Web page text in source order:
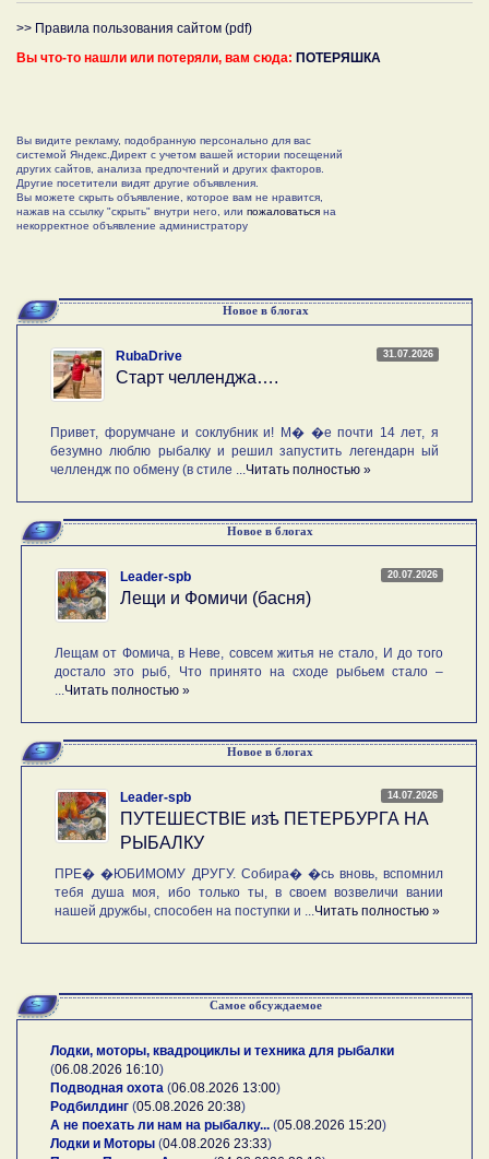
>> Правила пользования сайтом (pdf)
Вы что-то нашли или потеряли, вам сюда: ПОТЕРЯШКА
Вы видите рекламу, подобранную персонально для вас
системой Яндекс.Директ с учетом вашей истории посещений
других сайтов, анализа предпочтений и других факторов.
Другие посетители видят другие объявления.
Вы можете скрыть объявление, которое вам не нравится,
нажав на ссылку "скрыть" внутри него, или пожаловаться на
некорректное объявление администратору
Новое в блогах
31.07.2026
RubaDrive
Старт челленджа….
Привет, форумчане и соклубник и! М� �е почти 14 лет, я
безумно люблю рыбалку и решил запустить легендарн ый
челлендж по обмену (в стиле ...Читать полностью »
Новое в блогах
20.07.2026
Leader-spb
Лещи и Фомичи (басня)
Лещам от Фомича, в Неве, совсем житья не стало, И до того
достало это рыб, Что принято на сходе рыбьем стало –
...Читать полностью »
Новое в блогах
14.07.2026
Leader-spb
ПУТЕШЕСТВIE изѣ ПЕТЕРБУРГА НА
РЫБАЛКУ
ПРЕ� �ЮБИМОМУ ДРУГУ. Собира� �сь вновь, вспомнил
тебя душа моя, ибо только ты, в своем возвеличи вании
нашей дружбы, способен на поступки и ...Читать полностью »
Самое обсуждаемое
Лодки, моторы, квадроциклы и техника для рыбалки
(06.08.2026 16:10)
Подводная охота (06.08.2026 13:00)
Родбилдинг (05.08.2026 20:38)
А не поехать ли нам на рыбалку... (05.08.2026 15:20)
Лодки и Моторы (04.08.2026 23:33)